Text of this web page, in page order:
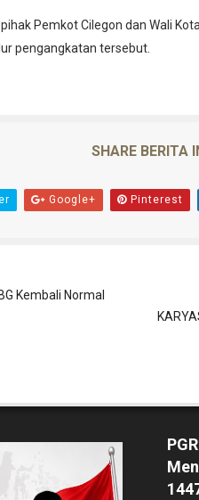
Pemkot Cilegon dan Wali
pengangkatan tersebut.
SHARE BERITA
Google+ Pinterest
Kembali Normal